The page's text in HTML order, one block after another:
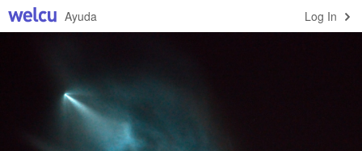
Log In
Ayuda